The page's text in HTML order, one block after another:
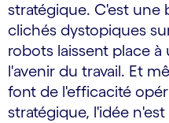
stratégique. C'est une
clichés dystopiques
robots laissent place à
l'avenir du travail. Et
font de l'efficacité
stratégique, l'idée